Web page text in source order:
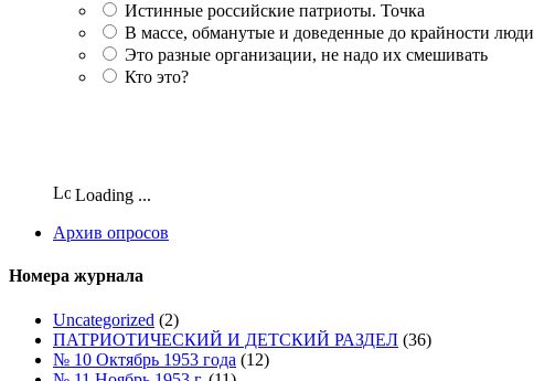
Истинные российские патриоты. Точка
В массе, обманутые и доведенные до крайности люди
Это разные организации, не надо их смешивать
Кто это?
Loading ...
Архив опросов
Номера журнала
Uncategorized (2)
ПАТРИОТИЧЕСКИЙ И ДЕТСКИЙ РАЗДЕЛ (36)
№ 10 Октябрь 1953 года (12)